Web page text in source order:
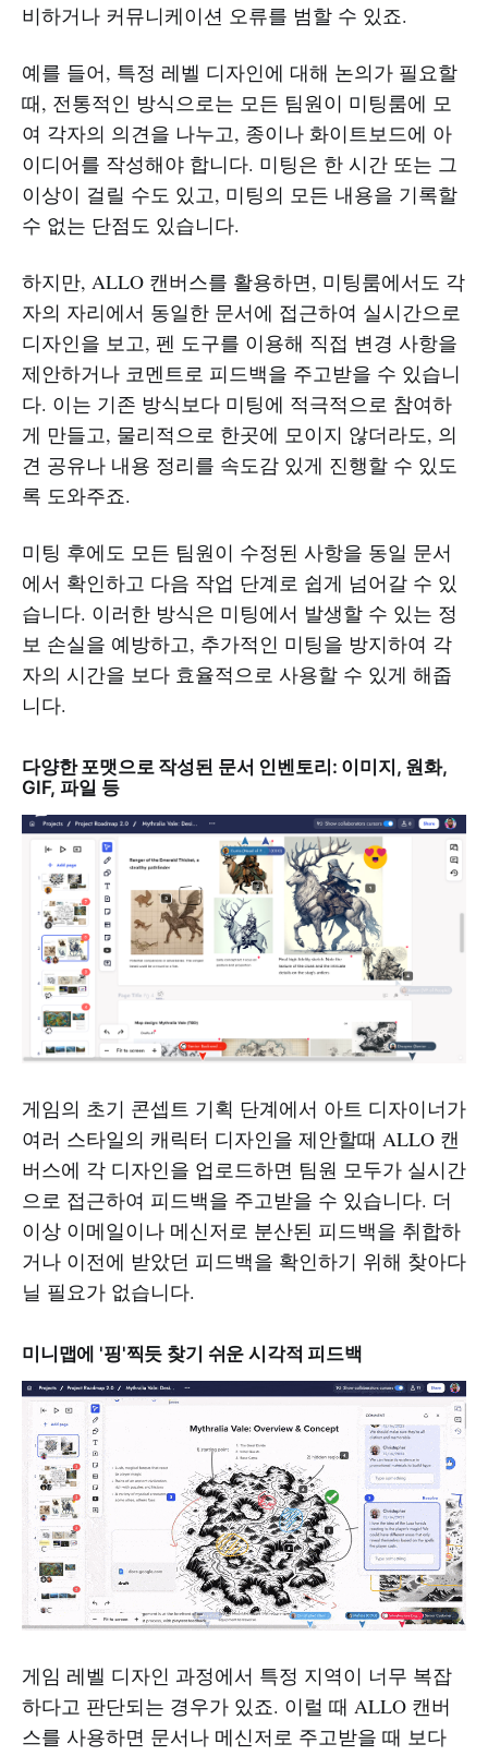
비하거나 커뮤니케이션 오류를 범할 수 있죠.
예를 들어, 특정 레벨 디자인에 대해 논의가 필요할
때, 전통적인 방식으로는 모든 팀원이 미팅룸에 모
여 각자의 의견을 나누고, 종이나 화이트보드에 아
이디어를 작성해야 합니다. 미팅은 한 시간 또는 그
이상이 걸릴 수도 있고, 미팅의 모든 내용을 기록할
수 없는 단점도 있습니다.
하지만, ALLO 캔버스를 활용하면, 미팅룸에서도 각
자의 자리에서 동일한 문서에 접근하여 실시간으로
디자인을 보고, 펜 도구를 이용해 직접 변경 사항을
제안하거나 코멘트로 피드백을 주고받을 수 있습니
다. 이는 기존 방식보다 미팅에 적극적으로 참여하
게 만들고, 물리적으로 한곳에 모이지 않더라도, 의
견 공유나 내용 정리를 속도감 있게 진행할 수 있도
록 도와주죠.
미팅 후에도 모든 팀원이 수정된 사항을 동일 문서
에서 확인하고 다음 작업 단계로 쉽게 넘어갈 수 있
습니다. 이러한 방식은 미팅에서 발생할 수 있는 정
보 손실을 예방하고, 추가적인 미팅을 방지하여 각
자의 시간을 보다 효율적으로 사용할 수 있게 해줍
니다.
다양한 포맷으로 작성된 문서 인벤토리: 이미지, 원화,
GIF, 파일 등
게임의 초기 콘셉트 기획 단계에서 아트 디자이너가
여러 스타일의 캐릭터 디자인을 제안할때 ALLO 캔
버스에 각 디자인을 업로드하면 팀원 모두가 실시간
으로 접근하여 피드백을 주고받을 수 있습니다. 더
이상 이메일이나 메신저로 분산된 피드백을 취합하
거나 이전에 받았던 피드백을 확인하기 위해 찾아다
닐 필요가 없습니다.
미니맵에 '핑'찍듯 찾기 쉬운 시각적 피드백
게임 레벨 디자인 과정에서 특정 지역이 너무 복잡
하다고 판단되는 경우가 있죠. 이럴 때 ALLO 캔버
스를 사용하면 문서나 메신저로 주고받을 때 보다